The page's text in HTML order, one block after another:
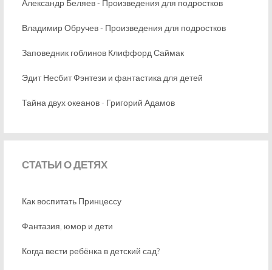
Александр Беляев - Произведения для подростков
Владимир Обручев - Произведения для подростков
Заповедник гоблинов Клиффорд Саймак
Эдит Несбит Фэнтези и фантастика для детей
Тайна двух океанов - Григорий Адамов
СТАТЬИО ДЕТЯХ
Как воспитать Принцессу
Фантазия, юмор и дети
Когда вести ребёнка в детский сад?